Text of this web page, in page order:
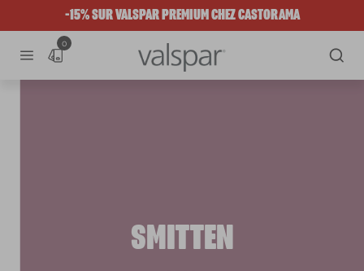
-15% SUR VALSPAR PREMIUM CHEZ CASTORAMA
0
SMITTEN